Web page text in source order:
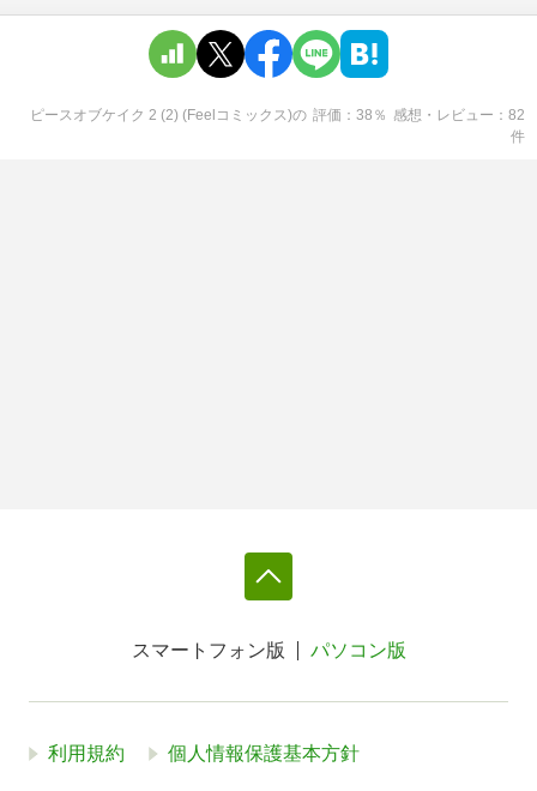
ピースオブケイク 2 (2) (Feelコミックス)の 評価 38 ％ 感想・レビュー
82
件
スマートフォン版 パソコン版
利用規約 個人情報保護基本方針